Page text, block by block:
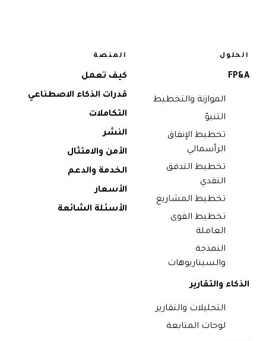
الحلول
FP&A
الموازنة والتخطيط
التنبؤ
تخطيط الإنفاق
الرأسمالي
تخطيط التدفق
النقدي
تخطيط المشاريع
تخطيط القوى
العاملة
النمذجة
والسيناريوهات
الذكاء والتقارير
التحليلات والتقارير
لوحات المتابعة
المنصة
كيف تعمل
قدرات الذكاء الاصطناعي
التكاملات
النشر
الأمن والامتثال
الخدمة والدعم
الأسعار
الأسئلة الشائعة